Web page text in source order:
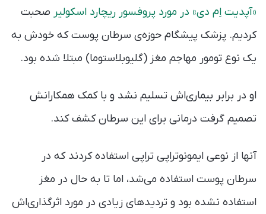
«آپدیت اِم دی» در مورد پروفسور ریچارد اسکولیر صحبت
کردیم. پزشک پیشگام حوزه‌ی سرطان پوست که خودش به
یک نوع تومور مهاجم مغز (گلیوبلاستوما) مبتلا شده بود.
او در برابر بیماری‌اش تسلیم نشد و با کمک همکارانش
تصمیم گرفت درمانی برای این سرطان کشف کند.
آنها از نوعی ایمونوتراپی تراپی استفاده کردند که در
سرطان پوست استفاده می‌شد، اما تا به حال در مغز
استفاده نشده بود و تردیدهای زیادی در مورد اثرگذاری‌اش